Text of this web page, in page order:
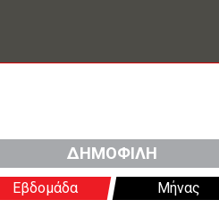
ΔΗΜΟΦΙΛΗ
Εβδομάδα
Μήνας